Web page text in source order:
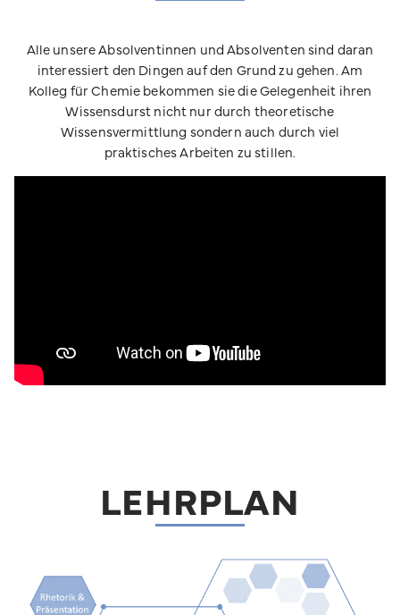
Alle unsere Absolventinnen und Absolventen sind daran
interessiert den Dingen auf den Grund zu gehen. Am
Kolleg für Chemie bekommen sie die Gelegenheit ihren
Wissensdurst nicht nur durch theoretische
Wissensvermittlung sondern auch durch viel
praktisches Arbeiten zu stillen.
LEHRPLAN